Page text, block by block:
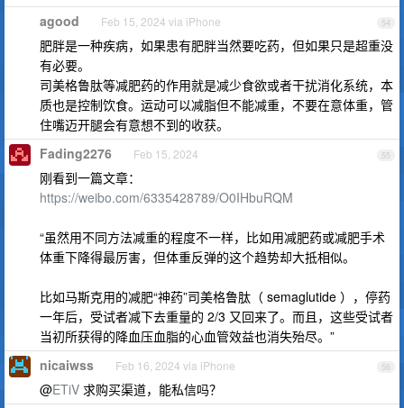
54
agood Feb 15, 2024 via iPhone
肥胖是一种疾病，如果患有肥胖当然要吃药，但如果只是超重没
有必要。
司美格鲁肽等减肥药的作用就是减少食欲或者干扰消化系统，本
质也是控制饮食。运动可以减脂但不能减重，不要在意体重，管
住嘴迈开腿会有意想不到的收获。
55
Fading2276 Feb 15, 2024
刚看到一篇文章：
https://weibo.com/6335428789/O0IHbuRQM
“虽然用不同方法减重的程度不一样，比如用减肥药或减肥手术
体重下降得最厉害，但体重反弹的这个趋势却大抵相似。
比如马斯克用的减肥“神药”司美格鲁肽（ semaglutide ），停药
一年后，受试者减下去重量的 2/3 又回来了。而且，这些受试者
当初所获得的降血压血脂的心血管效益也消失殆尽。”
56
nicaiwss Feb 16, 2024 via iPhone
@ETiV 求购买渠道，能私信吗？